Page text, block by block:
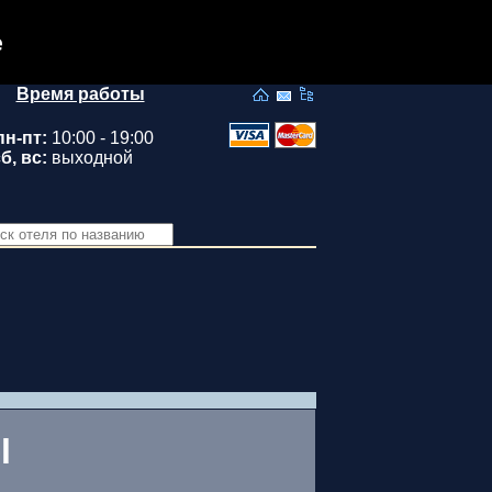
Время работы
пт:
вс:
10:00 - 19:00
выходной